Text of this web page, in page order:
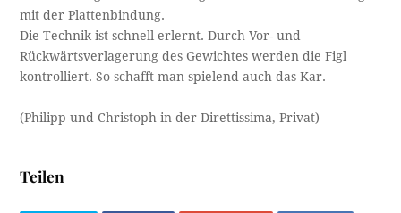
mit der Plattenbindung.
Die Technik ist schnell erlernt. Durch Vor- und
Rückwärtsverlagerung des Gewichtes werden die Figl
kontrolliert. So schafft man spielend auch das Kar.
(Philipp und Christoph in der Direttissima, Privat)
Teilen